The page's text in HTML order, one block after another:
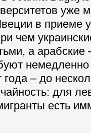
уже
в приеме
чем
а арабские
немедленно
– до
для
есть